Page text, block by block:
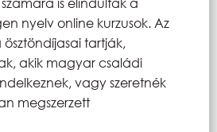
nyelv online kurzusok. Az
tartják,
akik magyar családi
vagy szeretnék
megszerzett